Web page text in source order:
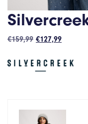
€159,99 Oorspronkelijke
was:
€159,99.
€127,99Huidige
is: